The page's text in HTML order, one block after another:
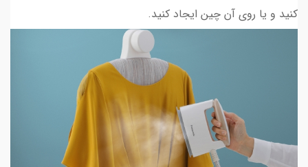
کنید و یا روی آن چین ایجاد کنید.